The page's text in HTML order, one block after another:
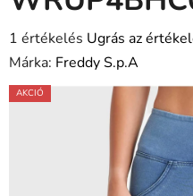
A
termék
átlagos
1 értékelés Ugrás az
Márka: Freddy S.p.A
AKCIÓ